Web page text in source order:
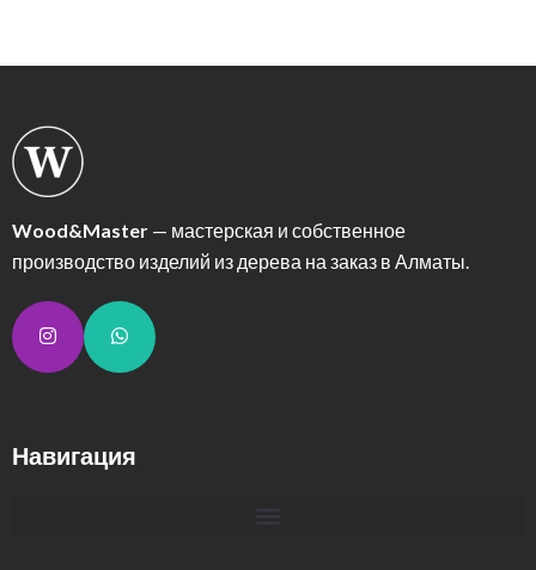
Wood&Master — мастерская и собственное
производство изделий из дерева на заказ в Алматы.
Навигация